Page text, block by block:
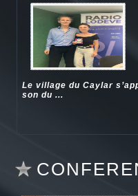
Le village du Caylar
son du ...